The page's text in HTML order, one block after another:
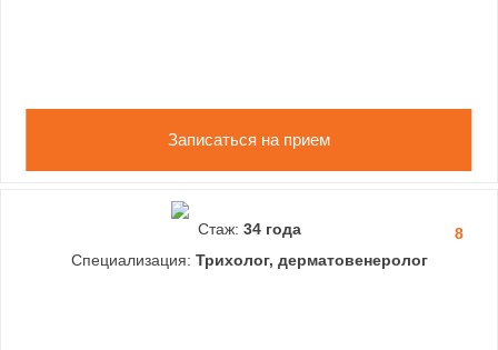
Записаться на прием
8
Стаж: 34 года
Специализация: Трихолог, дерматовенеролог